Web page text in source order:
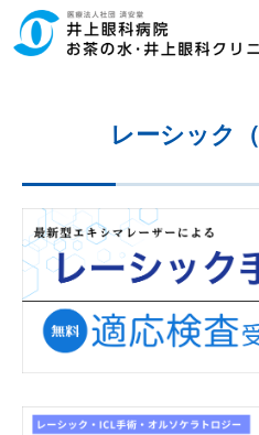
ロ
文
ー
ッ
レーシック